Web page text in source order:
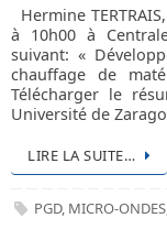
Hermine
à 10h00 à
suivant: «
chauffage de
Télécharger le
Université de
LIRE LA SUITE…
PGD, MICRO-ONDES